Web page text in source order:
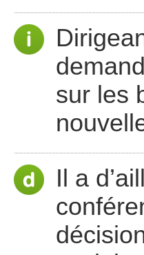
sur les
Il a